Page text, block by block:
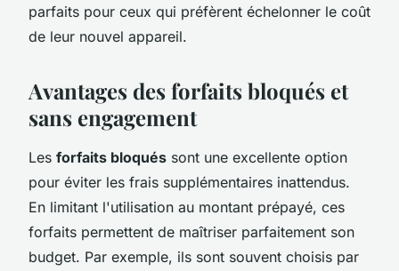
parfaits pour ceux qui préfèrent échelonner le coût
de leur nouvel appareil.
Avantages des forfaits bloqués et
sans engagement
Les forfaits bloqués sont une excellente option
pour éviter les frais supplémentaires inattendus.
En limitant l'utilisation au montant prépayé, ces
forfaits permettent de maîtriser parfaitement son
budget. Par exemple, ils sont souvent choisis par